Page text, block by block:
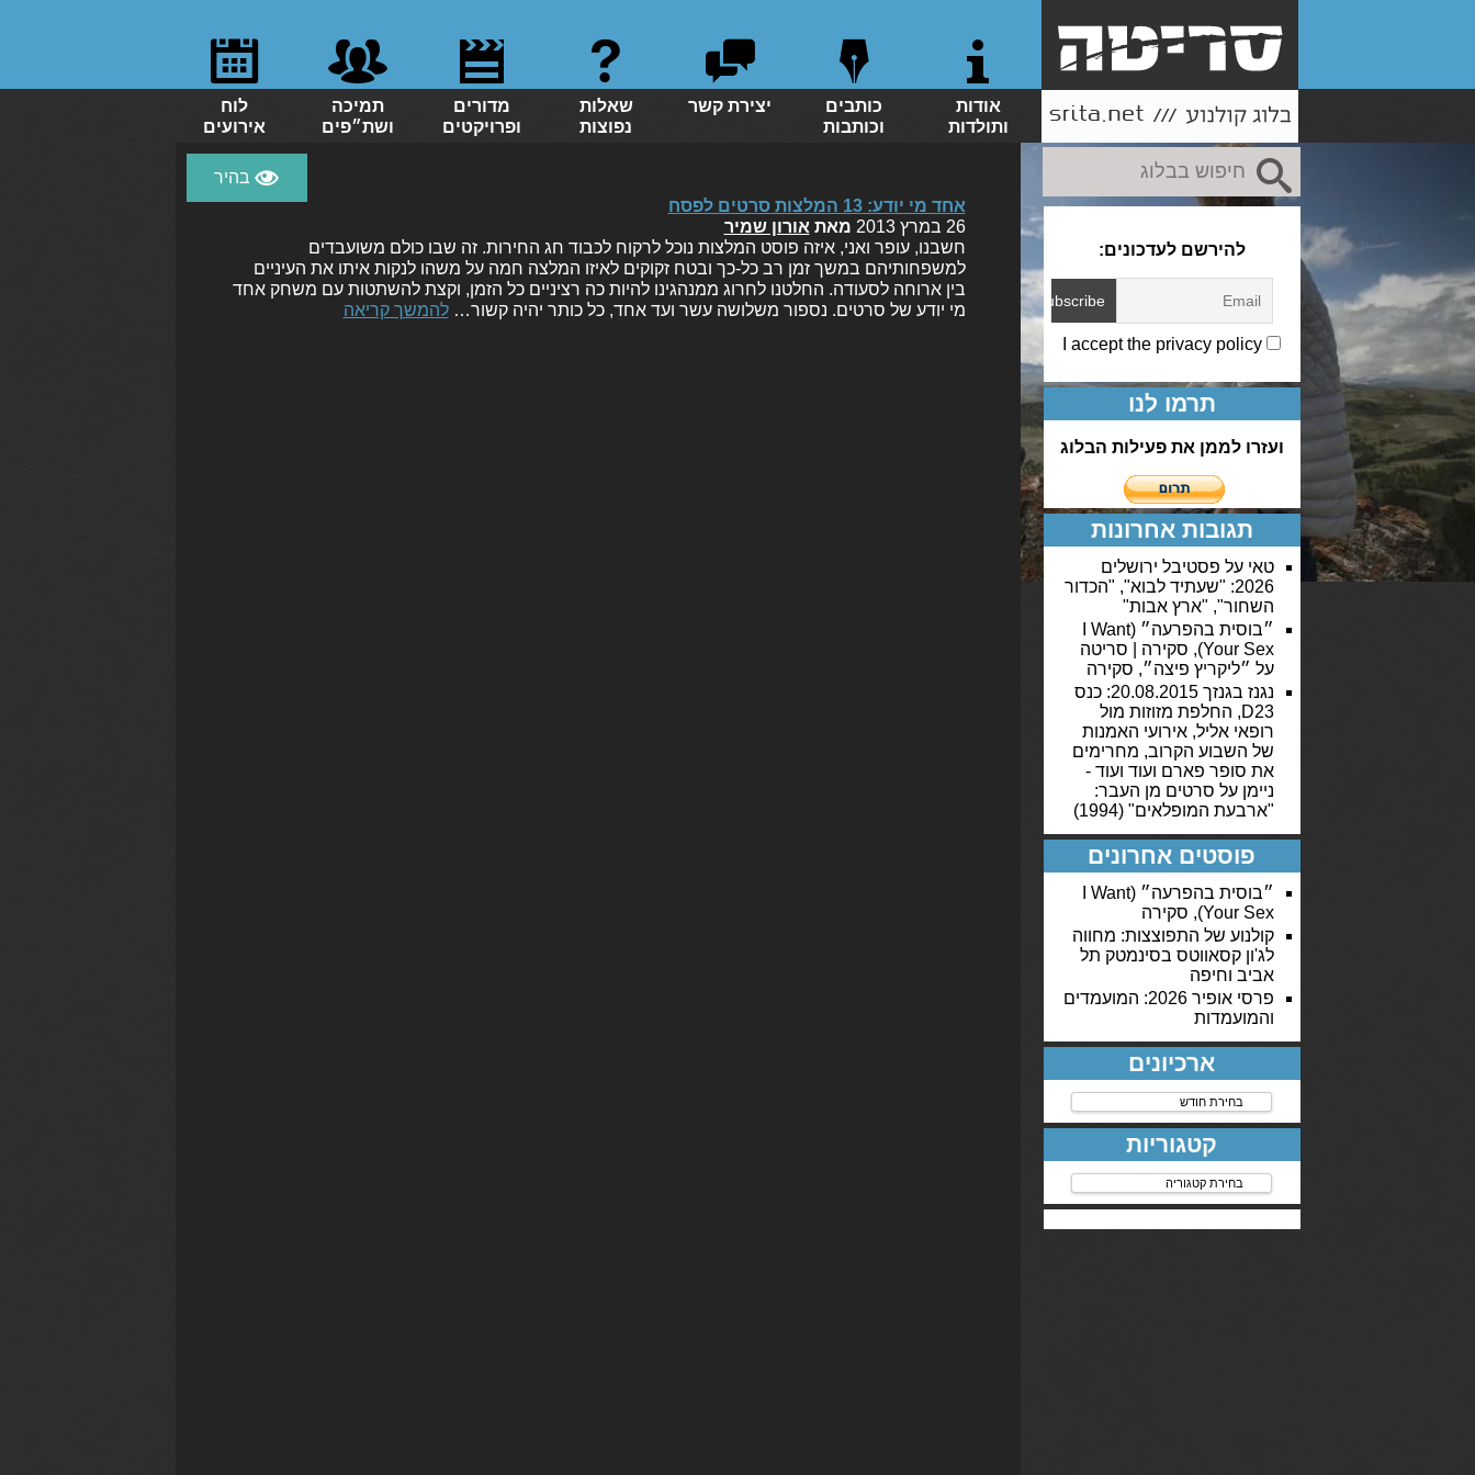
אודות
ותולדות
כותבים
וכותבות
יצירת קשר
שאלות
נפוצות
מדורים
ופרויקטים
תמיכה
ושת״פים
לוח
אירועים
להירשם לעדכונים:
תרמו לנו
ועזרו לממן את פעילות הבלוג
תגובות אחרונות
טאי על פסטיבל ירושלים
2026: "שעתיד לבוא", "הכדור
השחור", "ארץ אבות"
״בוסית בהפרעה״ (I Want
Your Sex), סקירה | סריטה
על ״ליקריץ פיצה״, סקירה
נגנז בגנזך 20.08.2015: כנס
D23, החלפת מזוזות מול
רופאי אליל, אירועי האמנות
של השבוע הקרוב, מחרימים
את סופר פארם ועוד ועוד -
ניימן על סרטים מן העבר:
"ארבעת המופלאים" (1994)
פוסטים אחרונים
״בוסית בהפרעה״ (I Want
Your Sex), סקירה
קולנוע של התפוצצות: מחווה
לג'ון קסאווטס בסינמטק תל
אביב וחיפה
פרסי אופיר 2026: המועמדים
והמועמדות
ארכיונים
ארכיונים
קטגוריות
קטגוריות
אחד מי יודע: 13 המלצות סרטים לפסח
26 במרץ 2013
מאת אורון שמיר
חשבנו, עופר ואני, איזה פוסט המלצות נוכל לרקוח לכבוד חג החירות. זה שבו כולם משועבדים
למשפחותיהם במשך זמן רב כל-כך ובטח זקוקים לאיזו המלצה חמה על משהו לנקות איתו את העיניים
בין ארוחה לסעודה. החלטנו לחרוג ממנהגינו להיות כה רציניים כל הזמן, וקצת להשתטות עם משחק אחד
מי יודע של סרטים. נספור משלושה עשר ועד אחד, כל כותר יהיה קשור…להמשך קריאה